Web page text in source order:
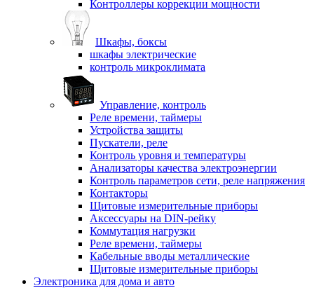
Контроллеры коррекции мощности
Шкафы, боксы
шкафы электрические
контроль микроклимата
Управление, контроль
Реле времени, таймеры
Устройства защиты
Пускатели, реле
Контроль уровня и температуры
Анализаторы качества электроэнергии
Контроль параметров сети, реле напряжения
Контакторы
Щитовые измерительные приборы
Аксессуары на DIN-рейку
Коммутация нагрузки
Реле времени, таймеры
Кабельные вводы металлические
Щитовые измерительные приборы
Электроника для дома и авто